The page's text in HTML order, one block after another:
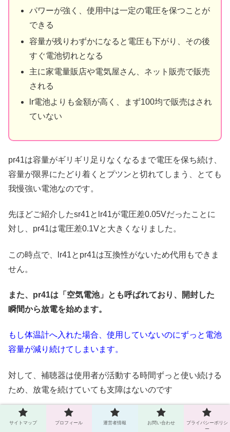
パワーが強く、使用中は一定の電圧を保つことが
できる
容量が残りわずかになると電圧も下がり、その後
すぐ電池切れとなる
主に家電量販店や電気屋さん、ネット販売で販売
される
lr電池よりも金額が高く、まず100均で販売はされ
ていない
pr41は容量がギリギリ足りなくなるまで電圧を保ち続け、
容量が限界にたどり着くとプツンと切れてしまう、とても
我慢強い電池なのです。
先ほどご紹介したsr41とlr41が電圧差0.05Vだったことに
対し、pr41は電圧差0.1Vと大きくなりました。
この時点で、lr41とpr41は互換性がないため代用もできま
せん。
また、pr41は「空気電池」とも呼ばれており、開封した
瞬間から放電を始めます。
もし体温計へ入れた場合、使用していないのにずっと電池
容量が減り続けてしまいます。
対して、補聴器は使用者が活動する時間ずっと使い続ける
ため、放電を続けていても支障はないのです
補聴器を使用している人は、1年間でなんと150個以上の
サイトマップ プロフィール 運営者情報 お問い合わせ
プライバシーポリシ
ー